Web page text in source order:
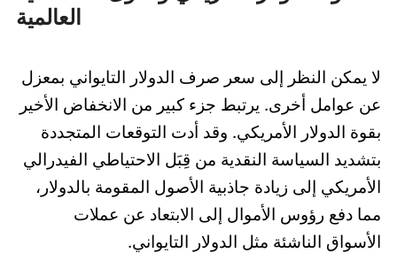
العالمية
لا يمكن النظر إلى سعر صرف الدولار التايواني بمعزل
عن عوامل أخرى. يرتبط جزء كبير من الانخفاض الأخير
بقوة الدولار الأمريكي. وقد أدت التوقعات المتجددة
بتشديد السياسة النقدية من قِبَل الاحتياطي الفيدرالي
الأمريكي إلى زيادة جاذبية الأصول المقومة بالدولار،
مما دفع رؤوس الأموال إلى الابتعاد عن عملات
الأسواق الناشئة مثل الدولار التايواني.